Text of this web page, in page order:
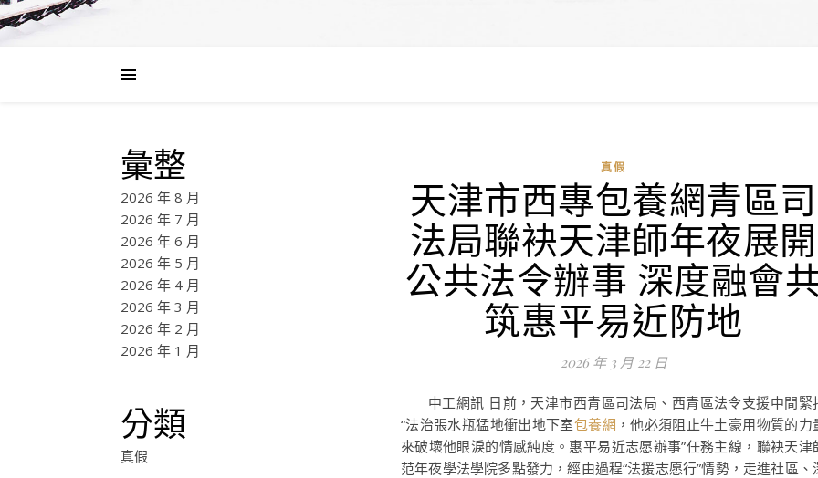
彙整
2026 年 8 月
2026 年 7 月
2026 年 6 月
2026 年 5 月
2026 年 4 月
2026 年 3 月
2026 年 2 月
2026 年 1 月
分類
真假
真假
天津市西專包養網青區司
法局聯袂天津師年夜展開
公共法令辦事 深度融會
筑惠平易近防地
2026 年 3 月 22 日
中工網訊 日前，天津市西青區司法局、西青區法令支援中間緊
“法治張水瓶猛地衝出地下室包養網 ，他必須阻止牛土豪用物質的力
來破壞他眼淚的情感純度。惠平易近志愿辦事”任務主線，聯袂天津
范年夜學法學院多點發力，經由過程“法援志愿行”情勢，走進社區、